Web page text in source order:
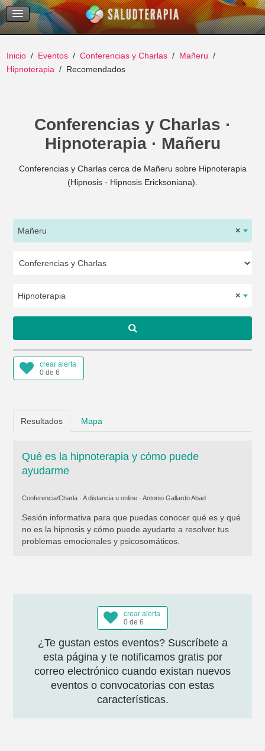
Temas Recientes
Buscar
Inicio Eventos Conferencias y Charlas
Mañeru
Hipnoterapia
Recomendados
Conferencias y Charlas ·
Hipnoterapia · Mañeru
Conferencias y Charlas cerca de Mañeru sobre Hipnoterapia
(Hipnosis · Hipnosis Ericksoniana).
×
Mañeru
×
Hipnoterapia
crear alerta
0 de 6
Resultados Mapa
Qué es la hipnoterapia y cómo puede
ayudarme
Conferencia/Charla · A distancia u online · Antonio Gallardo Abad
Sesión informativa para que puedas conocer qué es y qué
no es la hipnosis y cómo puede ayudarte a resolver tus
problemas emocionales y psicosomáticos.
crear alerta
0 de 6
¿Te gustan estos eventos? Suscríbete a
esta página y te notificamos gratis por
correo electrónico cuando existan nuevos
eventos o convocatorias con estas
características.